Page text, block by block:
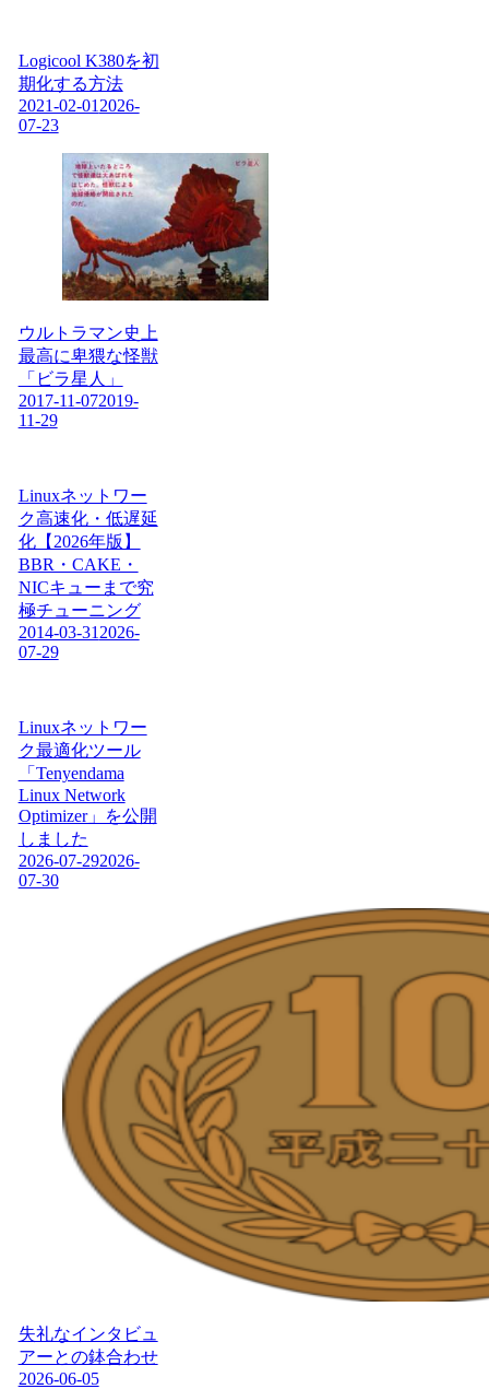
Logicool K380を初
期化する方法
2021-02-01 2026-
07-23
ウルトラマン史上
最高に卑猥な怪獣
「ビラ星人」
2017-11-072019-
11-29
Linuxネットワー
ク高速化・低遅延
化【2026年版】
BBR・CAKE・
NICキューまで究
極チューニング
2014-03-31 2026-
07-29
Linuxネットワー
ク最適化ツール
「Tenyendama
Linux Network
Optimizer」を公開
しました
2026-07-292026-
07-30
失礼なインタビュ
アーとの鉢合わせ
2026-06-05